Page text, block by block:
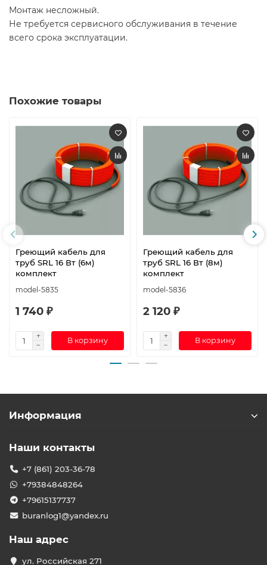
Монтаж несложный.
Не требуется сервисного обслуживания в течение
всего срока эксплуатации.
Похожие товары
Греющий кабель для
труб SRL 16 Вт (6м)
комплект
model-5835
1 740 ₽
В корзину
Греющий кабель для
труб SRL 16 Вт (8м)
комплект
model-5836
2 120 ₽
В корзину
Информация
Наши контакты
+7 (861) 203-36-78
+79384848264
+79615137737
buranlog1@yandex.ru
Наш адрес
ул. Российская 271